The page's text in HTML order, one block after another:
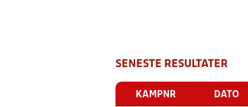
SENESTE RESULTATER
KAMPNR DATO